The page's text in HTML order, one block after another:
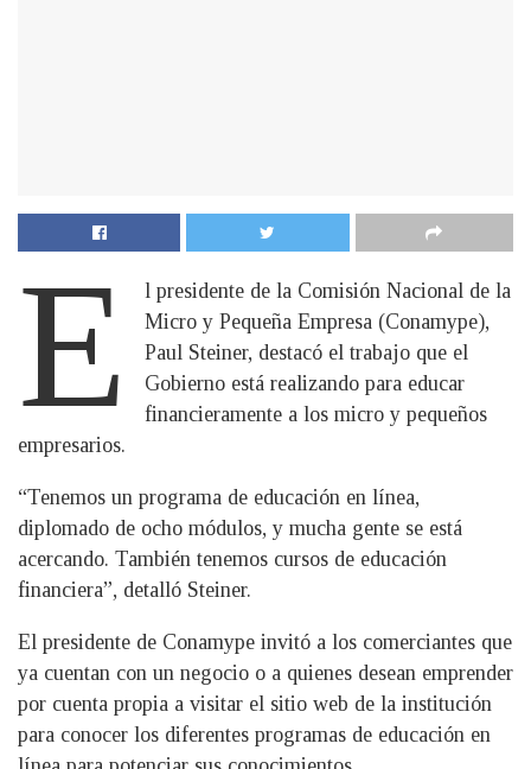
E
l presidente de la Comisión Nacional de la
Micro y Pequeña Empresa (Conamype),
Paul Steiner, destacó el trabajo que el
Gobierno está realizando para educar
financieramente a los micro y pequeños
empresarios.
“Tenemos un programa de educación en línea,
diplomado de ocho módulos, y mucha gente se está
acercando. También tenemos cursos de educación
financiera”, detalló Steiner.
El presidente de Conamype invitó a los comerciantes que
ya cuentan con un negocio o a quienes desean emprender
por cuenta propia a visitar el sitio web de la institución
para conocer los diferentes programas de educación en